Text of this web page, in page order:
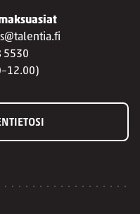
5530